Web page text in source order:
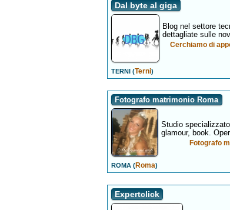
Dal byte al giga
Blog nel settore
dettagliate sulle
Cerchiamo di
TERNI (Terni)
Fotografo matrimonio Roma
Studio
glamour, book.
Fotografo
ROMA (Roma)
Expertclick